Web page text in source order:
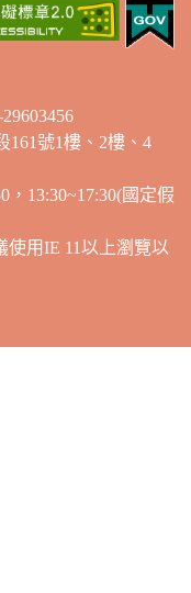
161號1樓、2樓、4
13:30~17:30(國定假
使用IE 11以上瀏覽以